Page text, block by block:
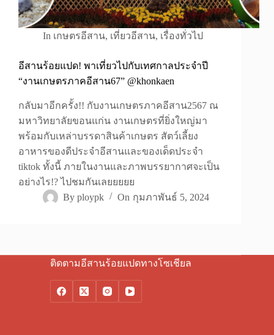
In เกษตรอีสาน, เที่ยวอีสาน, เรื่องทั่วไป
อีสานร้อยแปด! พาเที่ยวไปกับเทศกาลประจำปี
“งานเกษตรภาคอีสาน67” @khonkaen
กลับมาอีกครั้ง!! กับงานเกษตรภาคอีสาน2567 ณ
มหาวิทยาลัยขอนแก่น งานเกษตรที่ยิ่งใหญ่มา
พร้อมกับเหล่าบรรดาสินค้าเกษตร สัตว์เลี้ยง
อาหารของดีประจำอีสานและของเด็ดประจำ
tiktok ทั้งนี้ ภายในงานและภาพบรรยากาศจะเป็น
อย่างไร!? ไปชมกันเลยยยยย
By ploypk On กุมภาพันธ์ 5, 2024
ติดตามอีสานร้อยแปดทางโซเชียล